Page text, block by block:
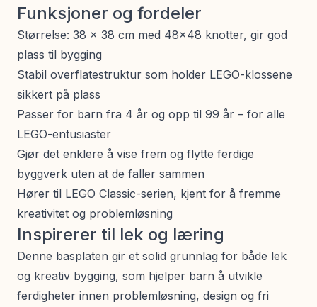
Funksjoner og fordeler
Størrelse: 38 x 38 cm med 48x48 knotter, gir god
plass til bygging
Stabil overflatestruktur som holder LEGO-klossene
sikkert på plass
Passer for barn fra 4 år og opp til 99 år – for alle
LEGO-entusiaster
Gjør det enklere å vise frem og flytte ferdige
byggverk uten at de faller sammen
Hører til LEGO Classic-serien, kjent for å fremme
kreativitet og problemløsning
Inspirerer til lek og læring
Denne basplaten gir et solid grunnlag for både lek
og kreativ bygging, som hjelper barn å utvikle
ferdigheter innen problemløsning, design og fri